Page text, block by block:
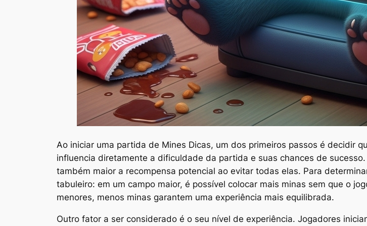
Ao iniciar uma partida de Mines Dicas, um dos primeiros passos é decidir
influencia diretamente a dificuldade da partida e suas chances de
também maior a recompensa potencial ao evitar todas elas. Para
tabuleiro: em um campo maior, é possível colocar mais minas sem que o
menores, menos minas garantem uma experiência mais equilibrada.
Outro fator a ser considerado é o seu nível de experiência. Jogadores